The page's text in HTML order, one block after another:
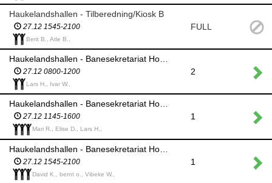
Haukelandshallen - Tilberedning/Kiosk B
27.12 1545-2100
Berit B., Atle B.,
FULL
27.12 0800-1200
Lars H., Ivar W.,
2
Haukelandshallen - Banesekretariat Hovedturnering
27.12 1145-1600
Mari R., Elise D., Lars H.,
1
27.12 1545-2100
David K., bernt o., Vibeke W.,
1